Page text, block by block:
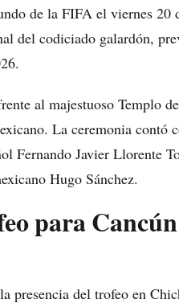
de la FIFA el viernes 20
del codiciado galardón,
al majestuoso Templo
La ceremonia contó
Fernando Javier Llorente
Hugo Sánchez.
para
presencia del trofeo en